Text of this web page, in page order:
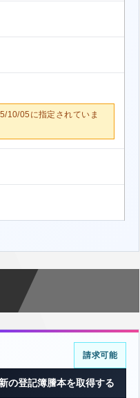
10/05に指定されていま
請求可能
の登記簿謄本を取得する